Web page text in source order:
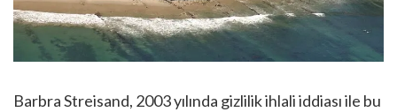
Barbra Streisand, 2003 yılında gizlilik ihlali iddiası ile bu